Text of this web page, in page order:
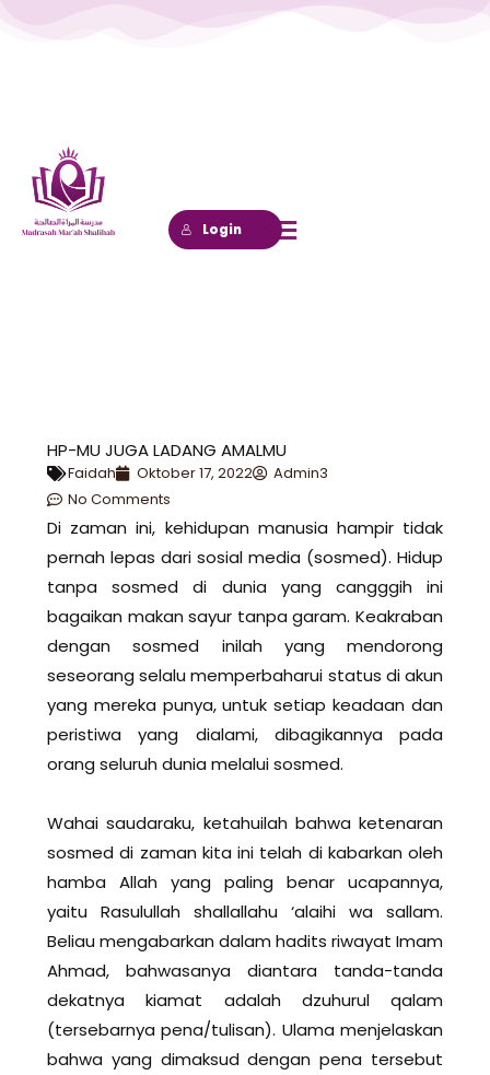
Login
HP-MU JUGA LADANG AMALMU
Faidah Oktober 17, 2022
Admin3
No Comments
Di zaman ini, kehidupan manusia hampir tidak
pernah lepas dari sosial media (sosmed). Hidup
tanpa sosmed di dunia yang cangggih ini
bagaikan makan sayur tanpa garam. Keakraban
dengan sosmed inilah yang mendorong
seseorang selalu memperbaharui status di akun
yang mereka punya, untuk setiap keadaan dan
peristiwa yang dialami, dibagikannya pada
orang seluruh dunia melalui sosmed.
Wahai saudaraku, ketahuilah bahwa ketenaran
sosmed di zaman kita ini telah di kabarkan oleh
hamba Allah yang paling benar ucapannya,
yaitu Rasulullah shallallahu ‘alaihi wa sallam.
Beliau mengabarkan dalam hadits riwayat Imam
Ahmad, bahwasanya diantara tanda-tanda
dekatnya kiamat adalah dzuhurul qalam
(tersebarnya pena/tulisan). Ulama menjelaskan
bahwa yang dimaksud dengan pena tersebut